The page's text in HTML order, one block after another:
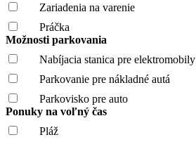
Zariadenia na varenie
Práčka
Možnosti parkovania
Nabíjacia stanica pre elektromobily
Parkovanie pre nákladné autá
Parkovisko pre auto
Ponuky na voľný čas
Pláž